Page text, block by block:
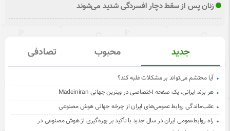
زنان پس از سقط دچار افسردگی شدید می‌شوند
جدید محبوب تصادفی
آیا محتشم می‌تواند بر مشکلات غلبه کند؟
هر برند ایرانی، یک صفحه اختصاصی در ویترین جهانی Madeiniran
عقب‌ماندگی روابط عمومی‌های ایران از چرخه جهانی هوش مصنوعی
راه روابط‌عمومی ایران در سال جدید با تأکید بر بهره‌گیری از هوش مصنوعی در